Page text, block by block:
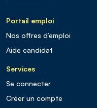
Portail emploi
Nos offres d’emploi
Aide candidat
Services
Se connecter
Créer un compte